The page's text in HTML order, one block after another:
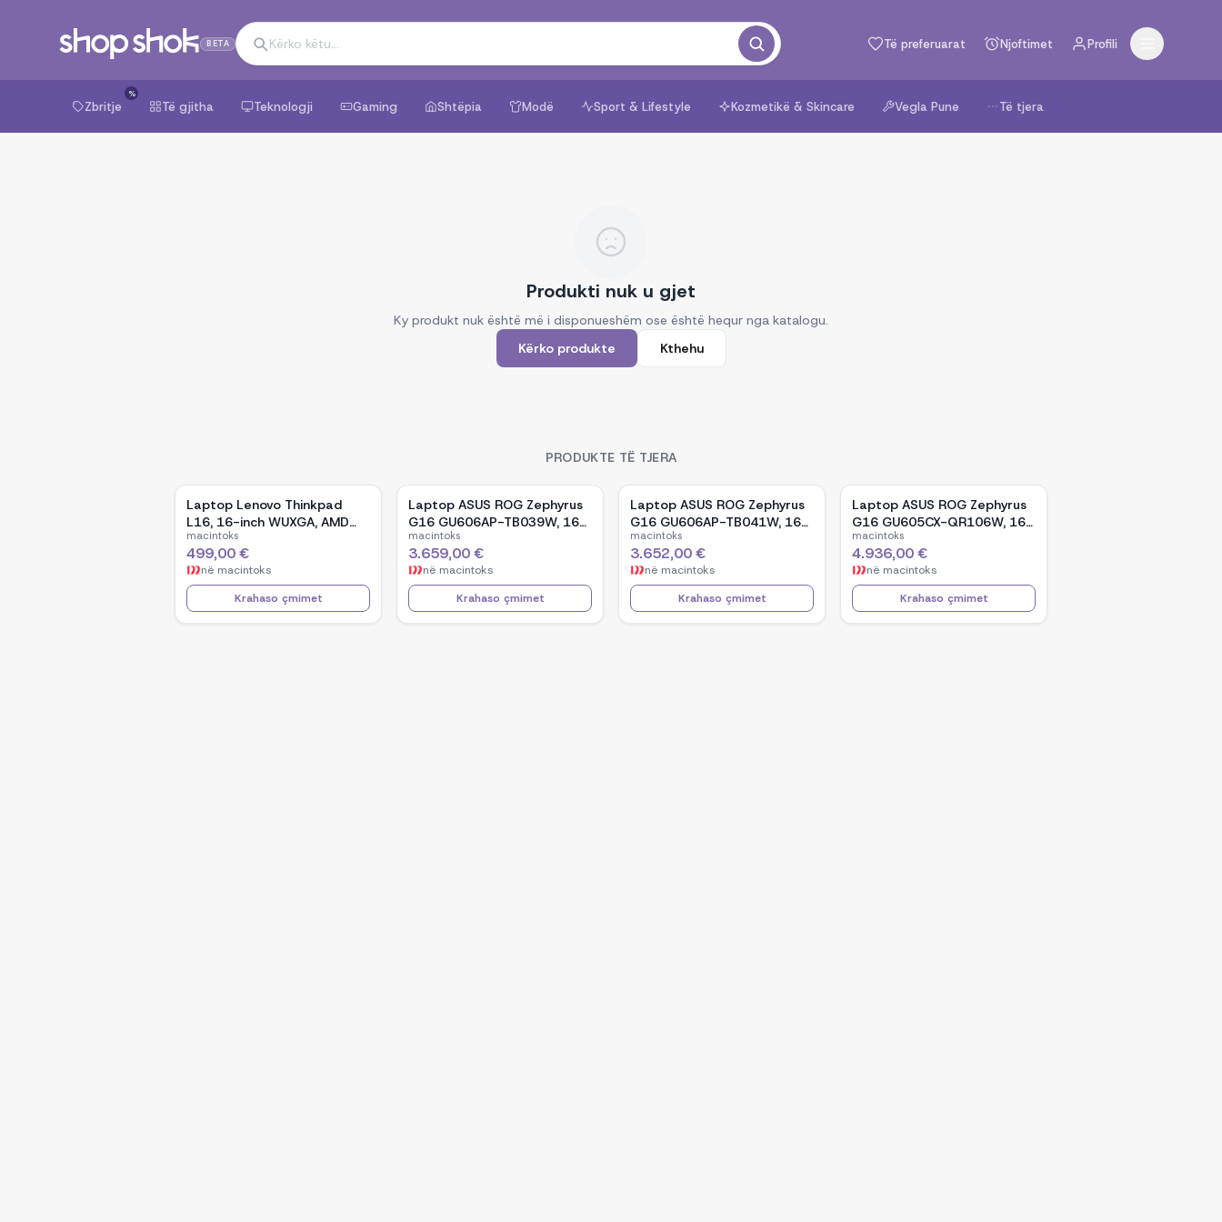
BETA Të preferuarat Njoftimet Profili
Zbritje
%
Të gjitha Teknologji Gaming Shtëpia Modë Sport & Lifestyle Kozmetikë & Skincare Vegla Pune Të tjera
Produkti nuk u gjet
Ky produkt nuk është më i disponueshëm ose është hequr nga katalogu.
Kërko produkte
Kthehu
PRODUKTE TË TJERA
Laptop Lenovo Thinkpad
L16, 16-inch WUXGA, AMD
Ryzen 5 Pro-7535U, 16GB
Ram DDR5, 512GB SSD -
Black
macintoks
499,00 €
në macintoks
Krahaso çmimet
Laptop ASUS ROG Zephyrus
G16 GU606AP-TB039W, 16-
inch OLED, Intel Core Ultra 9
386H, NVIDIA GeForce RTX
5070, 32GB RAM, 1TB SSD,
Windows 11 - White
macintoks
3.659,00 €
në macintoks
Krahaso çmimet
Laptop ASUS ROG Zephyrus
G16 GU606AP-TB041W, 16-
inch OLED, Intel Core Ultra 9
386H, NVIDIA GeForce RTX
5070, 32GB RAM, 1TB SSD,
Windows 11 - Black
macintoks
3.652,00 €
në macintoks
Krahaso çmimet
Laptop ASUS ROG Zephyrus
G16 GU605CX-QR106W, 16-
inch WQXGA OLED, Intel Core
Ultra 9 285H, NVIDIA GeForce
RTX 5090, 32GB RAM, 2TB
SSD, Windows 11 - Black
macintoks
4.936,00 €
në macintoks
Krahaso çmimet